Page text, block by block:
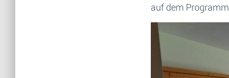
auf dem Programm.